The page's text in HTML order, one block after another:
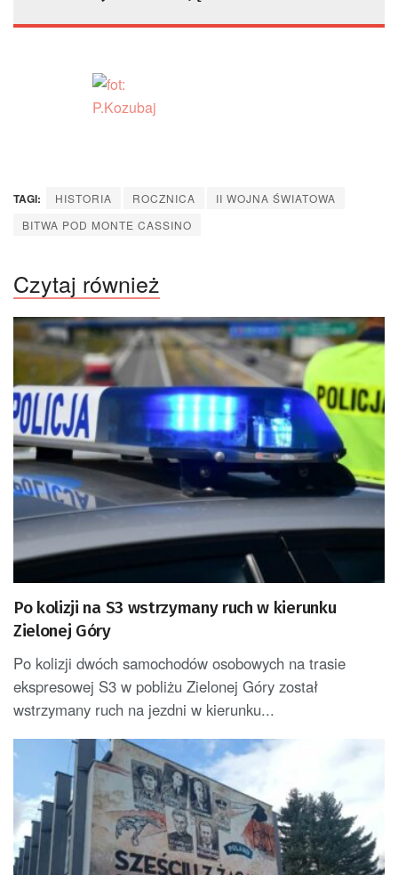
TAGI: HISTORIA ROCZNICA
II WOJNA ŚWIATOWA
BITWA POD MONTE CASSINO
Czytaj również
Po kolizji na S3 wstrzymany ruch w kierunku
Zielonej Góry
Po kolizji dwóch samochodów osobowych na trasie
ekspresowej S3 w pobliżu Zielonej Góry został
wstrzymany ruch na jezdni w kierunku...